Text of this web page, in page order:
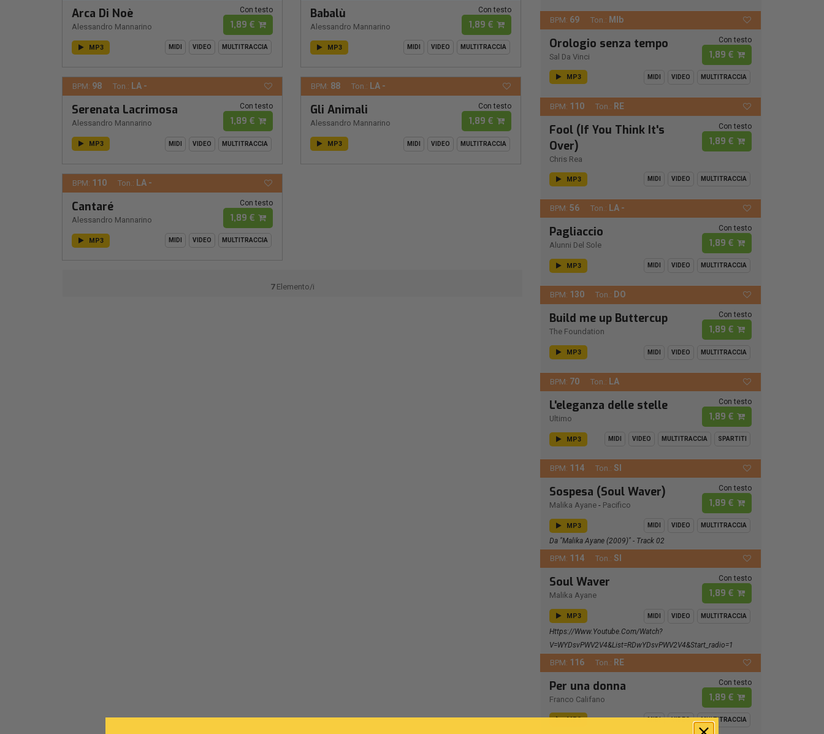
Arca Di Noè
Alessandro Mannarino
Con testo
1,89 €
MP3 MIDI VIDEO MULTITRACCIA
Babalù
Alessandro Mannarino
Con testo
1,89 €
MP3 MIDI VIDEO MULTITRACCIA
BPM: 98 Ton.: LA -
Serenata Lacrimosa
Alessandro Mannarino
Con testo
1,89 €
MP3 MIDI VIDEO MULTITRACCIA
BPM: 88 Ton.: LA -
Gli Animali
Alessandro Mannarino
Con testo
1,89 €
MP3 MIDI VIDEO MULTITRACCIA
BPM: 110 Ton.: LA -
Cantaré
Alessandro Mannarino
Con testo
1,89 €
MP3 MIDI VIDEO MULTITRACCIA
7Elemento/i
BPM: 69 Ton.: MIb
Orologio senza tempo
Sal Da Vinci
Con testo
1,89 €
MP3 MIDI VIDEO MULTITRACCIA
BPM: 110 Ton.: RE
Fool (If You Think It's
Over)
Chris Rea
Con testo
1,89 €
MP3 MIDI VIDEO MULTITRACCIA
BPM: 56 Ton.: LA -
Pagliaccio
Alunni Del Sole
Con testo
1,89 €
MP3 MIDI VIDEO MULTITRACCIA
BPM: 130 Ton.: DO
Build me up Buttercup
The Foundation
Con testo
1,89 €
MP3 MIDI VIDEO MULTITRACCIA
BPM: 70 Ton.: LA
L'eleganza delle stelle
Ultimo
Con testo
1,89 €
MP3 MIDI VIDEO MULTITRACCIA SPARTITI
BPM: 114 Ton.: SI
Sospesa (Soul Waver)
Malika Ayane - Pacifico
Con testo
1,89 €
MP3 MIDI VIDEO MULTITRACCIA
Da "Malika Ayane (2009)" - Track 02
BPM: 114 Ton.: SI
Soul Waver
Malika Ayane
Con testo
1,89 €
MP3 MIDI VIDEO MULTITRACCIA
Https://www.youtube.com/watch?
V=wYDsvPWV2V4&list=RDwYDsvPWV2V4&start_radio=1
BPM: 116 Ton.: RE
Per una donna
Franco Califano
Con testo
1,89 €
MP3 MIDI VIDEO MULTITRACCIA